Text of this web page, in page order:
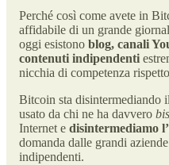
Perché così come avete in
affidabile di un grande
oggi esistono blog, canali
contenuti indipendenti
nicchia di competenza
Bitcoin sta disintermediando
usato da chi ne ha davvero
Internet e disintermediamo
domanda dalle grandi
indipendenti.